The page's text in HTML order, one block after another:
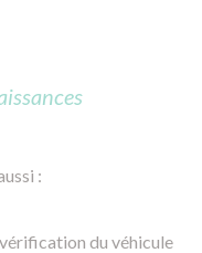
:
du véhicule